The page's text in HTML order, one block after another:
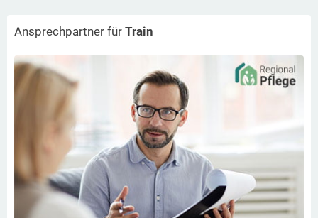
Ansprechpartner für Train